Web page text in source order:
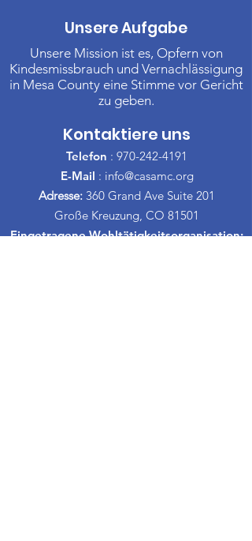
Unsere Aufgabe
Unsere Mission ist es, Opfern von
Kindesmissbrauch und Vernachlässigung
in Mesa County eine Stimme vor Gericht
zu geben.
Kontaktiere uns
Telefon : 970-242-4191
E-Mail : info@casamc.org
Adresse: 360 Grand Ave Suite 201
Große Kreuzung, CO 81501
Eingetragene Wohltätigkeitsorganisation: